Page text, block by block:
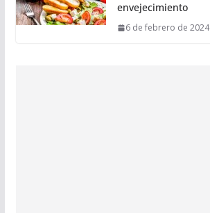
envejecimiento
6 de febrero de 2024